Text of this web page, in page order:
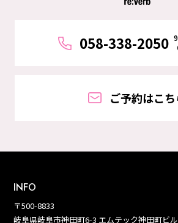
058-338-2050
ご予約はこち
INFO
〒500-8833
岐阜県岐阜市神田町6-3 エムテック神田町ビ